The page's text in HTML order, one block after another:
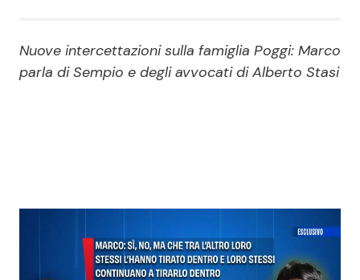
Politica Reality e Talent
News Musica
Nuove intercettazioni sulla famiglia Poggi: Marco
parla di Sempio e degli avvocati di Alberto Stasi